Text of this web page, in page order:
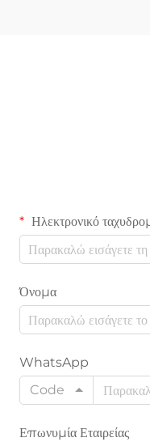
Ηλεκτρονικό
Όνομα
WhatsApp
Code
Επωνυμία Εταιρείας